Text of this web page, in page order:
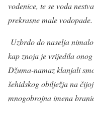
vodenice, te se voda
prekrasne male vodopade.
Uzbrdo do naselja
kap znoja je vrijedila
Džuma-namaz klanjali
šehidskog obilježja na
mnogobrojna imena